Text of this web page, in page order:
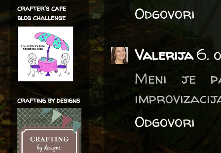
Odgovori
Valerija6.
Meni je
Odgovori
crafter's cafe
blog challenge
crafting by designs